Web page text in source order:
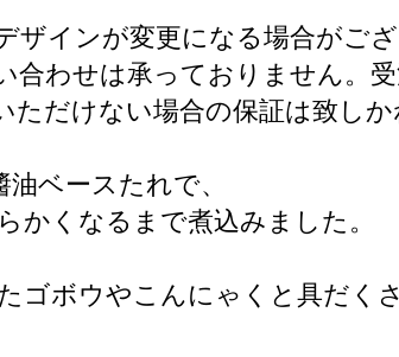
インが変更になる場合がござ
わせは承っておりません。受
だけない場合の保証は致しか
ベースたれで、
かくなるまで煮込みました。
ゴボウやこんにゃくと具だくさ